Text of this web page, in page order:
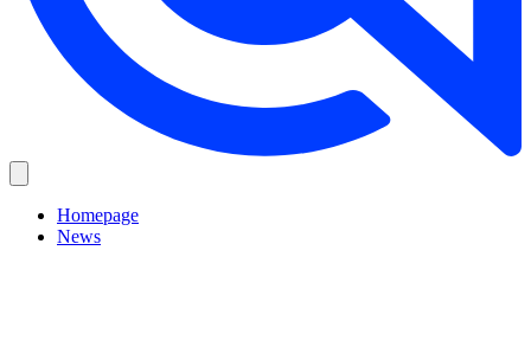
Homepage
News